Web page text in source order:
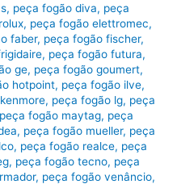
, peça fogão diva, peça
, peça fogão elettromec,
faber, peça fogão fischer,
, peça fogão futura,
ge, peça fogão goumert,
hotpoint, peça fogão ilve,
, peça fogão lg, peça
peça fogão maytag, peça
, peça fogão mueller, peça
, peça fogão realce, peça
, peça fogão tecno, peça
, peça fogão venâncio,